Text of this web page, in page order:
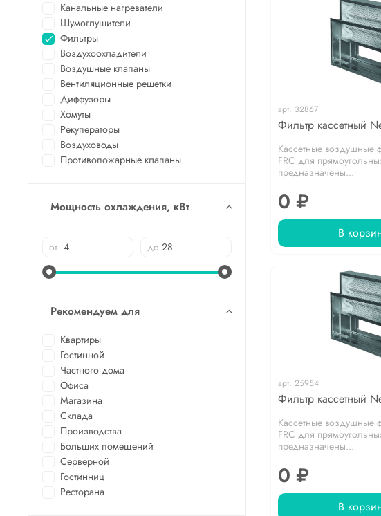
арт. 32867
Фильтр кассетный
Кассетные воздушные
FRC для
предназначены...
0 ₽
В
арт.25954
Фильтр кассетный
Кассетные воздушные
FRC для
предназначены...
0 ₽
В
Канальные нагреватели
Шумоглушители
Фильтры
Воздухоохладители
Воздушные клапаны
Вентиляционные решетки
Диффузоры
Хомуты
Рекуператоры
Воздуховоды
Противопожарные клапаны
Мощность охлаждения, кВт
от до
Рекомендуем для
Квартиры
Гостинной
Частного дома
Офиса
Магазина
Склада
Производства
Больших помещений
Серверной
Гостинниц
Ресторана